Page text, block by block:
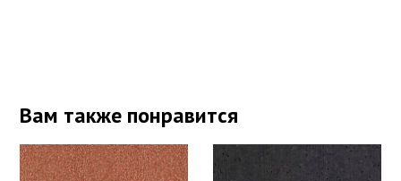
Вам также понравится